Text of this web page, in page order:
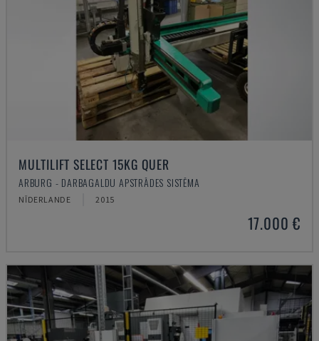
MULTILIFT SELECT 15KG QUER
ARBURG - DARBAGALDU APSTRĀDES SISTĒMA
NĪDERLANDE 2015
17.000 €